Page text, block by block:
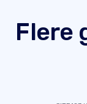
Flere